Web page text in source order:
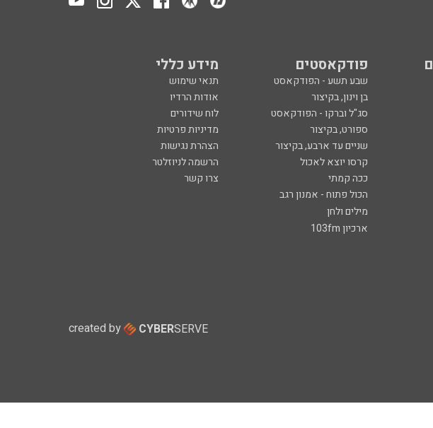
פודקאסטים מידע כללי
שבע תשע - הפודקאסט
תנאי שימוש
בן וינון, בקיצור
אודות הרדיו
סג"ל וברקו - הפודקאסט
לוח שידורים
ספורט, בקיצור
מדיניות פרטיות
שניים עד ארבע, בקיצור
הצהרת נגישות
קרסו יוצא לאכול
הרשמה לניוזלטר
ככה קמתי
צרו קשר
הכול פתוח - אמנון רגב
מילים ולחן
ארכיון 103fm
created by CYBERSERVE